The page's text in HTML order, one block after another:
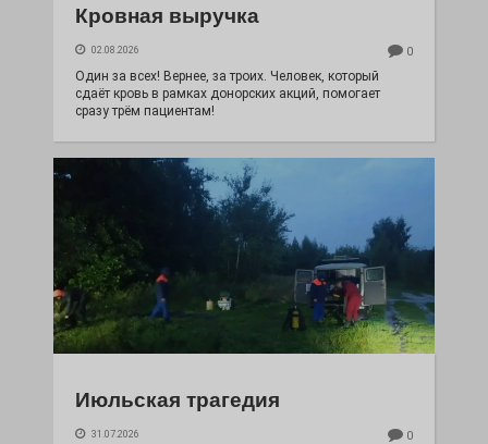
Кровная выручка
02.08.2026 0
Один за всех! Вернее, за троих. Человек, который
сдаёт кровь в рамках донорских акций, помогает
сразу трём пациентам!
Июльская трагедия
31.07.2026 0